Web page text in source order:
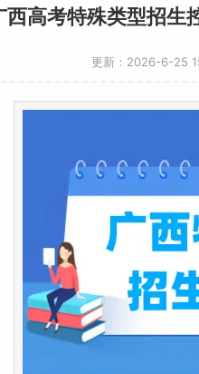
高考特殊类型招生
更新：2026-6-25